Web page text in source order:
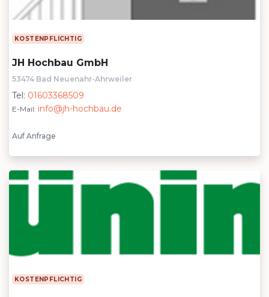
KOSTENPFLICHTIG
JH Hochbau GmbH
53474 Bad Neuenahr-Ahrweiler
Tel: 01603368509
E-Mail: info@jh-hochbau.de
Auf Anfrage
KOSTENPFLICHTIG